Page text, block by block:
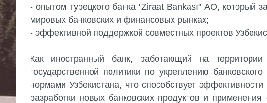
- опытом турецкого банка "Ziraat Bankası" АО, который
мировых банковских и финансовых рынках;
- эффективной поддержкой совместных проектов
Как иностранный банк, работающий на
государственной политики по укреплению
нормами Узбекистана, что способствует
разработки новых банковских продуктов и